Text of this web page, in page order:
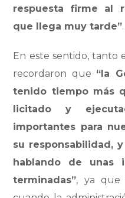
respuesta firme al
que llega muy tarde”.
En este sentido, tanto
recordaron que “la
tenido tiempo más
licitado y
importantes para
su responsabilidad,
hablando de unas
terminadas”, ya que